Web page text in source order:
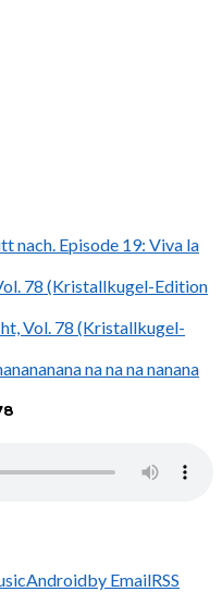
nach. Episode 19: Viva la
78 (Kristallkugel-Edition
Vol. 78 (Kristallkugel-
na na na nanana
Androidby EmailRSS